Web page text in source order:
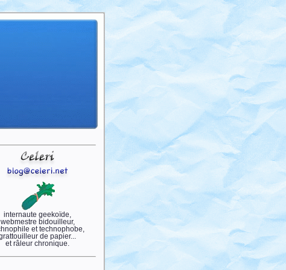
internaute geekoïde,
webmestre bidouilleur,
et technophobe,
de papier...
et râleur chronique.